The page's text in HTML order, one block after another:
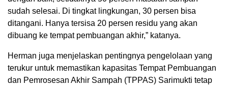
sudah selesai. Di tingkat lingkungan, 30 persen bisa
ditangani. Hanya tersisa 20 persen residu yang akan
dibuang ke tempat pembuangan akhir,” katanya.
Herman juga menjelaskan pentingnya pengelolaan yang
terukur untuk memastikan kapasitas Tempat Pembuangan
dan Pemrosesan Akhir Sampah (TPPAS) Sarimukti tetap